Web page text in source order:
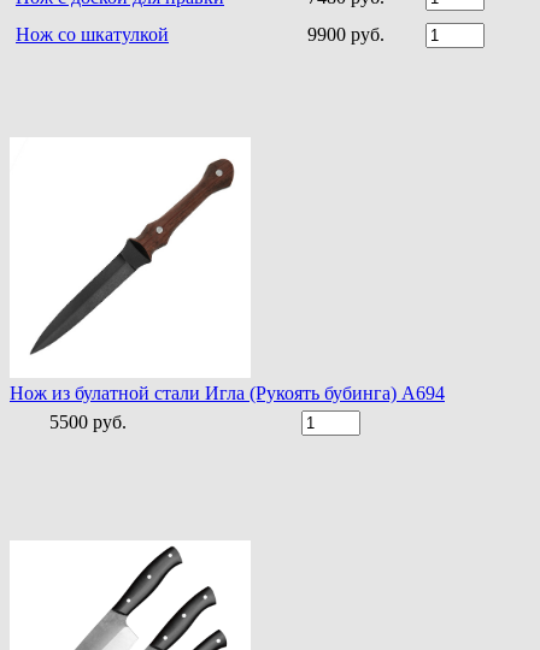
Нож со шкатулкой
9900 руб.
Нож из булатной стали Игла (Рукоять бубинга) A694
5500 руб.